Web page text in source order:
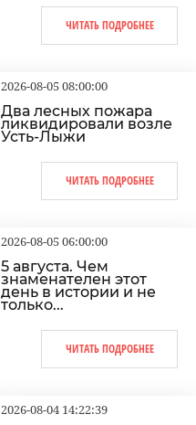
ЧИТАТЬ ПОДРОБНЕЕ
2026-08-05 08:00:00
Два лесных пожара
ликвидировали возле
Усть-Лыжи
ЧИТАТЬ ПОДРОБНЕЕ
2026-08-05 06:00:00
5 августа. Чем
знаменателен этот
день в истории и не
только...
ЧИТАТЬ ПОДРОБНЕЕ
2026-08-04 14:22:39